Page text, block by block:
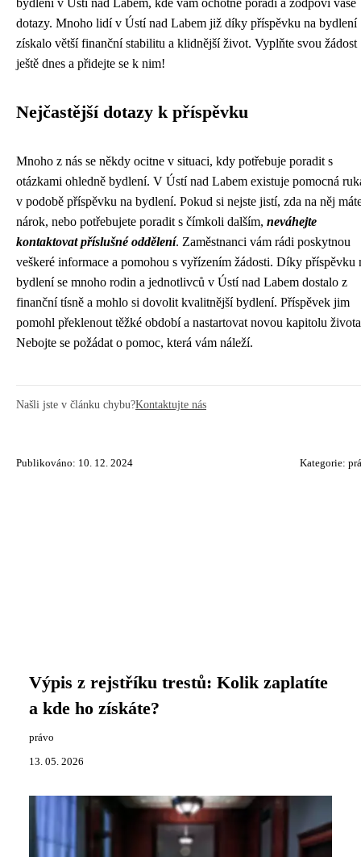
bydlení v Ústí nad Labem, kde vám ochotně poradí a zodpoví vaše
dotazy. Mnoho lidí v Ústí nad Labem již díky příspěvku na bydlení
získalo větší finanční stabilitu a klidnější život. Vyplňte svou žádost
ještě dnes a přidejte se k nim!
Nejčastější dotazy k příspěvku
Mnoho z nás se někdy ocitne v situaci, kdy potřebuje poradit s
otázkami ohledně bydlení. V Ústí nad Labem existuje pomocná
v podobě příspěvku na bydlení. Pokud si nejste jistí, zda na něj
nárok, nebo potřebujete poradit s čímkoli dalším, neváhejte
kontaktovat příslušné oddělení. Zaměstnanci vám rádi poskytnou
veškeré informace a pomohou s vyřízením žádosti. Díky příspěvku
bydlení se mnoho rodin a jednotlivců v Ústí nad Labem dostalo z
finanční tísně a mohlo si dovolit kvalitnější bydlení. Příspěvek jim
pomohl překlenout těžké období a nastartovat novou kapitolu
Nebojte se požádat o pomoc, která vám náleží.
Našli jste v článku chybu?Kontaktujte nás
Publikováno: 10. 12. 2024 Kategorie:
Výpis z rejstříku trestů: Kolik zaplatíte
a kde ho získáte?
právo
13. 05. 2026